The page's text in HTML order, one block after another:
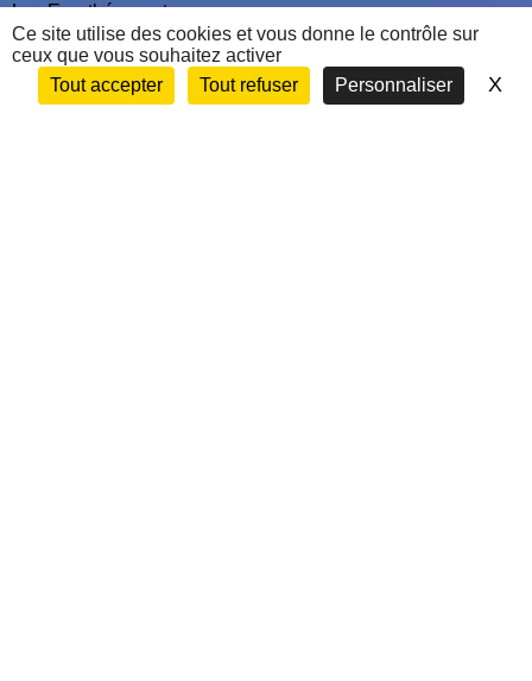
Ce site utilise des cookies et vous donne le contrôle sur
ceux que vous souhaitez activer
Tout accepter
Tout refuser Personnaliser X
Les Ergothérapeutes
Nous contacter